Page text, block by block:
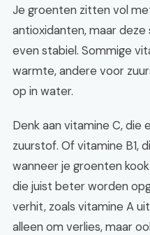
Je groenten zitten vol
antioxidanten, maar
even stabiel. Sommige
warmte, andere voor
op in water.
Denk aan vitamine C, die
zuurstof. Of vitamine B1,
wanneer je groenten
die juist beter worden
verhit, zoals vitamine A
alleen om verlies, maar